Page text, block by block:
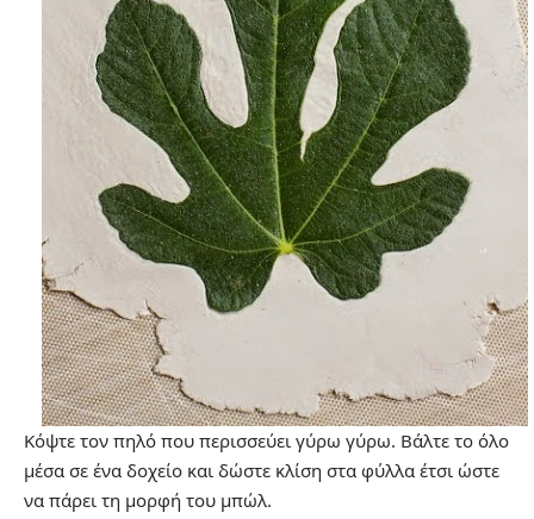
Κόψτε τον πηλό που περισσεύει γύρω γύρω. Βάλτε το όλο
μέσα σε ένα δοχείο και δώστε κλίση στα φύλλα έτσι ώστε
να πάρει τη μορφή του μπώλ.